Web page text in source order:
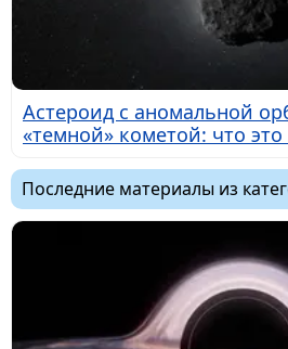
Астероид с аномальной
«темной» кометой: что
Последние материалы из